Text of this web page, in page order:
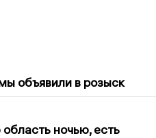
объявили в розыск
ночью, есть